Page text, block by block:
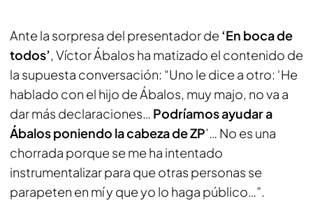
Ante la sorpresa del presentador de ‘En boca de
todos’, Víctor Ábalos ha matizado el contenido de
la supuesta conversación: “Uno le dice a otro: ‘He
hablado con el hijo de Ábalos, muy majo, no va a
dar más declaraciones… Podríamos ayudar a
Ábalos poniendo la cabeza de ZP’… No es una
chorrada porque se me ha intentado
instrumentalizar para que otras personas se
parapeten en mí y que yo lo haga público…”.